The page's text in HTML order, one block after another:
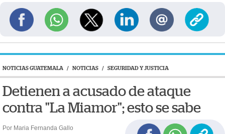
NOTICIAS GUATEMALA / NOTICIAS / SEGURIDAD Y JUSTICIA
Detienen a acusado de ataque
contra "La Miamor"; esto se sabe
Por Maria Fernanda Gallo